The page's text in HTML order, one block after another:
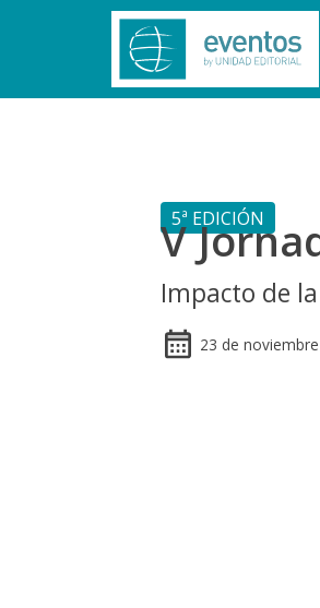
5ª EDICIÓN
V
Impacto de
23 de